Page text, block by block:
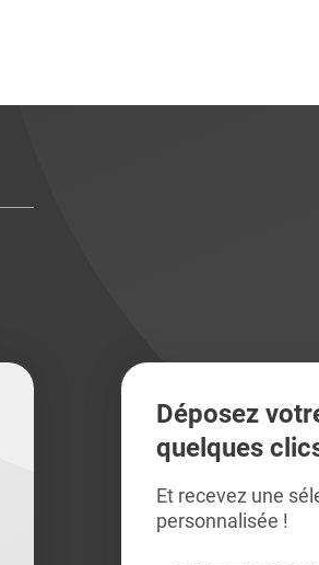
Déposez
quelques
Et recevez une
personnalisée !